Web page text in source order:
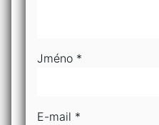
Jméno *
E-mail *